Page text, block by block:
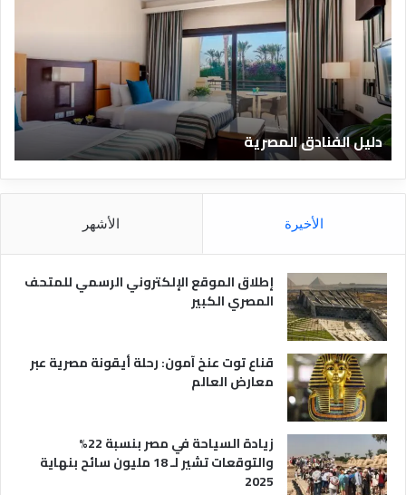
ا
ل
ف
ن
ا
د
ق
ا
ل
ر
ة
دليل الفنادق المصرية
ق
و
الأخيرة الأشهر
إطلاق الموقع الإلكتروني الرسمي للمتحف
المصري الكبير
قناع توت عنخ آمون: رحلة أيقونة مصرية عبر
معارض العالم
زيادة السياحة في مصر بنسبة 22%
والتوقعات تشير لـ 18 مليون سائح بنهاية
2025